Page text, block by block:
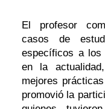
El profesor
casos de
específicos a los
en la
mejores
promovió la